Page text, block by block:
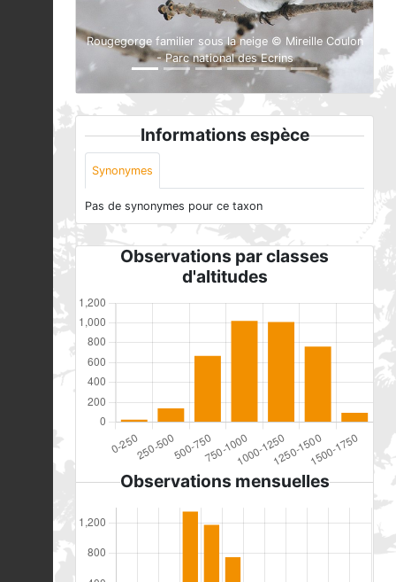
Rougegorge familier sous la neige © Mireille Coulon
- Parc national des Ecrins
Informations espèce
Synonymes
Pas de synonymes pour ce taxon
Observations par classes
d'altitudes
Observations mensuelles